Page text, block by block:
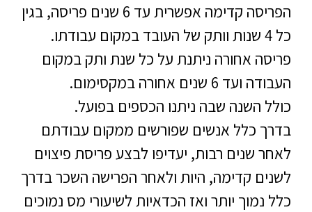
הפריסה קדימה אפשרית עד 6 שנים פריסה, בגין
כל 4 שנות וותק של העובד במקום עבודתו.
פריסה אחורה ניתנת על כל שנת ותק במקום
העבודה ועד 6 שנים אחורה במקסימום.
כולל השנה שבה ניתנו הכספים בפועל.
בדרך כלל אנשים שפורשים ממקום עבודתם
לאחר שנים רבות, יעדיפו לבצע פריסת פיצוים
לשנים קדימה, היות ולאחר הפרישה השכר בדרך
כלל נמוך יותר ואז הכדאיות לשיעורי מס נמוכים